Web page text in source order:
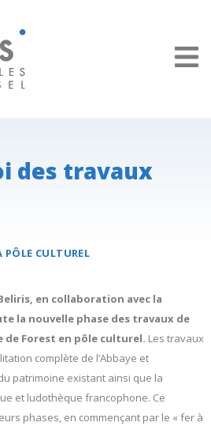
des travaux
PÔLE CULTUREL
en collaboration avec la
la nouvelle phase des travaux de
de Forest en pôle culturel. Les travaux
complète de l’Abbaye et
patrimoine existant ainsi que la
et ludothèque francophone. Ce
phases, en commençant par le « fer à